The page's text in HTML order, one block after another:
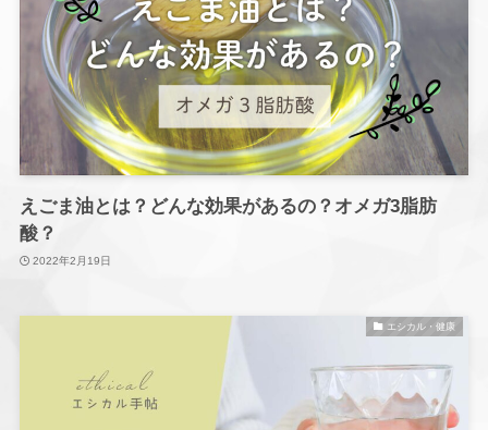
えごま油とは？どんな効果があるの？オメガ3脂肪
酸？
2022年2月19日
エシカル・健康